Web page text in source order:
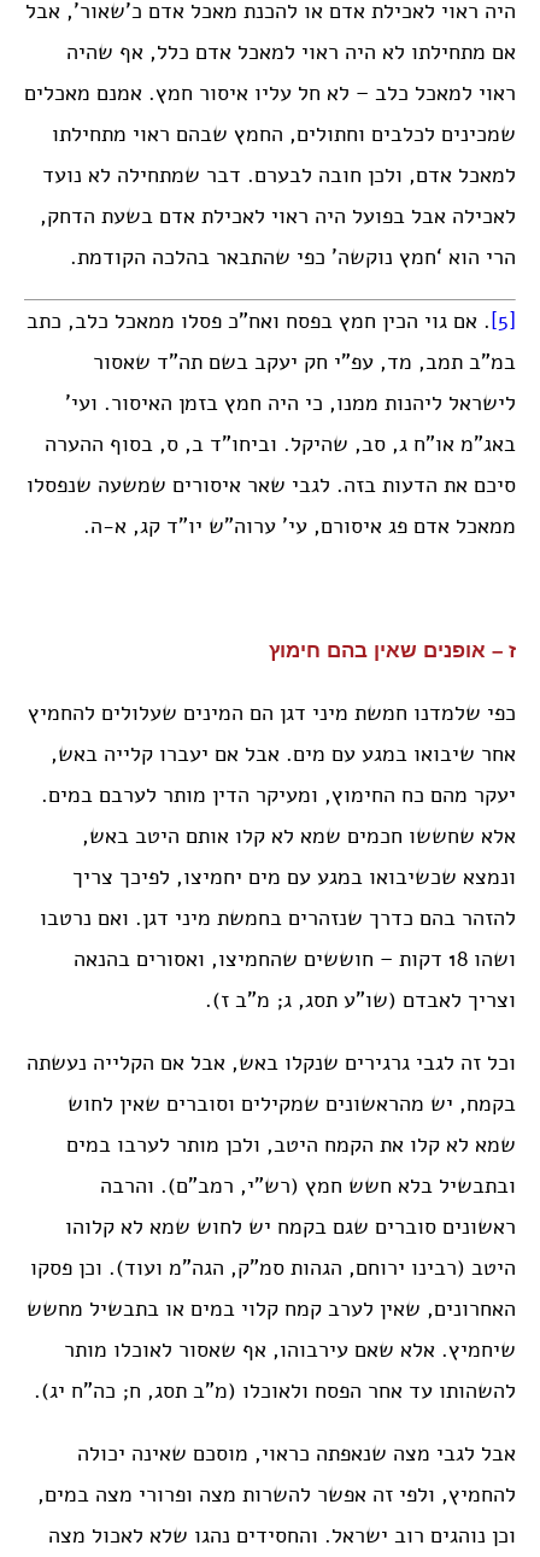
היה ראוי לאכילת אדם או להכנת מאכל אדם כ’שאור’, אבל
אם מתחילתו לא היה ראוי למאכל אדם כלל, אף שהיה
ראוי למאכל כלב – לא חל עליו איסור חמץ. אמנם מאכלים
שמכינים לכלבים וחתולים, החמץ שבהם ראוי מתחילתו
למאכל אדם, ולכן חובה לבערם. דבר שמתחילה לא נועד
לאכילה אבל בפועל היה ראוי לאכילת אדם בשעת הדחק,
הרי הוא ‘חמץ נוקשה’ כפי שהתבאר בהלכה הקודמת.
[5]
. אם גוי הכין חמץ בפסח ואח”כ פסלו ממאכל כלב, כתב
במ”ב תמב, מד, עפ”י חק יעקב בשם תה”ד שאסור
לישראל ליהנות ממנו, כי היה חמץ בזמן האיסור. ועי’
באג”מ או”ח ג, סב, שהיקל. וביחו”ד ב, ס, בסוף ההערה
סיכם את הדעות בזה. לגבי שאר איסורים שמשעה שנפסלו
ממאכל אדם פג איסורם, עי’ ערוה”ש יו”ד קג, א-ה.
ז – אופנים שאין בהם חימוץ
כפי שלמדנו חמשת מיני דגן הם המינים שעלולים להחמיץ
אחר שיבואו במגע עם מים. אבל אם יעברו קלייה באש,
יעקר מהם כח החימוץ, ומעיקר הדין מותר לערבם במים.
אלא שחששו חכמים שמא לא קלו אותם היטב באש,
ונמצא שכשיבואו במגע עם מים יחמיצו, לפיכך צריך
להזהר בהם כדרך שנזהרים בחמשת מיני דגן. ואם נרטבו
ושהו 18 דקות – חוששים שהחמיצו, ואסורים בהנאה
וצריך לאבדם (שו”ע תסג, ג; מ”ב ז).
וכל זה לגבי גרגירים שנקלו באש, אבל אם הקלייה נעשתה
בקמח, יש מהראשונים שמקילים וסוברים שאין לחוש
שמא לא קלו את הקמח היטב, ולכן מותר לערבו במים
ובתבשיל בלא חשש חמץ (רש”י, רמב”ם). והרבה
ראשונים סוברים שגם בקמח יש לחוש שמא לא קלוהו
היטב (רבינו ירוחם, הגהות סמ”ק, הגה”מ ועוד). וכן פסקו
האחרונים, שאין לערב קמח קלוי במים או בתבשיל מחשש
שיחמיץ. אלא שאם עירבוהו, אף שאסור לאוכלו מותר
להשהותו עד אחר הפסח ולאוכלו (מ”ב תסג, ח; כה”ח יג).
אבל לגבי מצה שנאפתה כראוי, מוסכם שאינה יכולה
להחמיץ, ולפי זה אפשר להשרות מצה ופרורי מצה במים,
וכן נוהגים רוב ישראל. והחסידים נהגו שלא לאכול מצה